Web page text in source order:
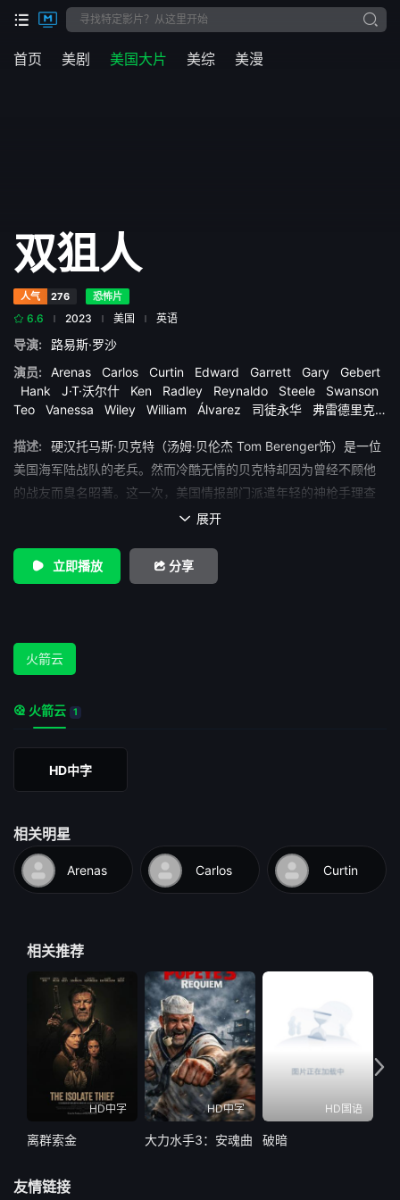
首页 美剧 美国大片 美综 美漫
双狙人
人气 276 恐怖片
6.6 2023 美国 英语
导演:
路易斯·罗沙
演员:
Arenas Carlos Curtin Edward Garrett Gary
Gebert
Hank
J·T·沃尔什 Ken Radley Reynaldo Steele
Swanson
Teo
Vanessa Wiley William Álvarez 司徒永华
弗雷德里克·
杨
描述:
硬汉托马斯·贝克特（汤姆·贝伦杰 Tom Berenger饰）是一位
美国海军陆战队的老兵。然而冷酷无情的贝克特却因为曾经不顾他
的战友而臭名昭著。这一次，美国情报部门派遣年轻的神枪手理查
德·米勒（比利·赞恩 Billy Zane饰）与贝克特搭档，前往巴拿马完成
情况下，两人却各怀鬼胎，甚至互相攻击。但随着任务的进行，两
人开始慢慢地接纳彼此，在紧要关头互相救助。 本部由路易斯·
感情矛盾来制造戏剧张力，加上极富震撼力的视觉效果，营造了一
部令人叫绝的丛林动作大戏。
 展开
立即播放 分享
火箭云
火箭云 1
HD中字
相关明星
Arenas Carlos Curtin
相关推荐
HD中字
离群索金
HD中字
大力水手3：安魂曲
HD国语
破暗
友情链接